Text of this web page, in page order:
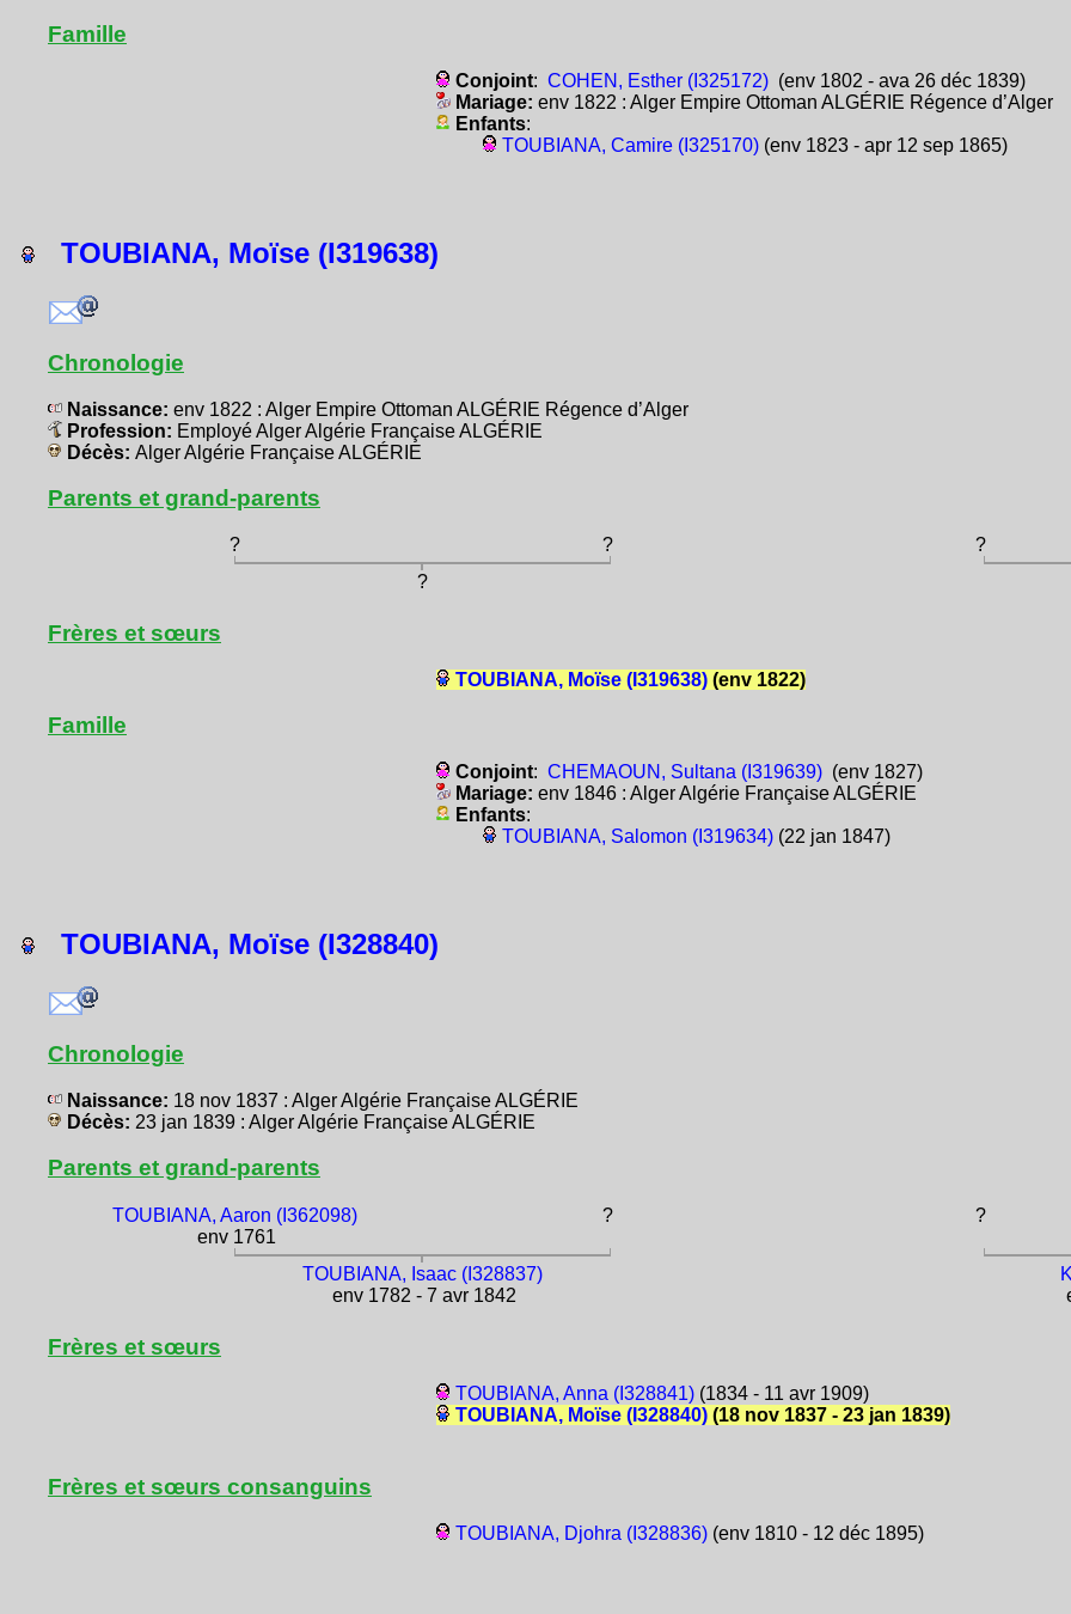
Famille
Conjoint:COHEN, Esther (I325172) (env 1802 - ava 26 déc 1839)
Mariage:env 1822 : Alger Empire Ottoman ALGÉRIE Régence d’Alger
Enfants:
TOUBIANA, Camire (I325170) (env 1823 - apr 12 sep 1865)
TOUBIANA, Moïse (I319638)
Chronologie
Naissance: env 1822 : Alger Empire Ottoman ALGÉRIE Régence d’Alger
Profession: Employé Alger Algérie Française ALGÉRIE
Décès: Alger Algérie Française ALGÉRIE
Parents et grand-parents
? ?
?
?
Frères et sœurs
TOUBIANA, Moïse (I319638) (env 1822)
Famille
Conjoint:CHEMAOUN, Sultana (I319639) (env 1827)
Mariage:env 1846 : Alger Algérie Française ALGÉRIE
Enfants:
TOUBIANA, Salomon (I319634) (22 jan 1847)
TOUBIANA, Moïse (I328840)
Chronologie
Naissance: 18 nov 1837 : Alger Algérie Française ALGÉRIE
Décès: 23 jan 1839 : Alger Algérie Française ALGÉRIE
Parents et grand-parents
TOUBIANA, Aaron (I362098)
env 1761
? ?
TOUBIANA, Isaac (I328837)
env 1782 - 7 avr 1842
Frères et sœurs
TOUBIANA, Anna (I328841) (1834 - 11 avr 1909)
TOUBIANA, Moïse (I328840) (18 nov 1837 - 23 jan 1839)
Frères et sœurs consanguins
TOUBIANA, Djohra (I328836) (env 1810 - 12 déc 1895)